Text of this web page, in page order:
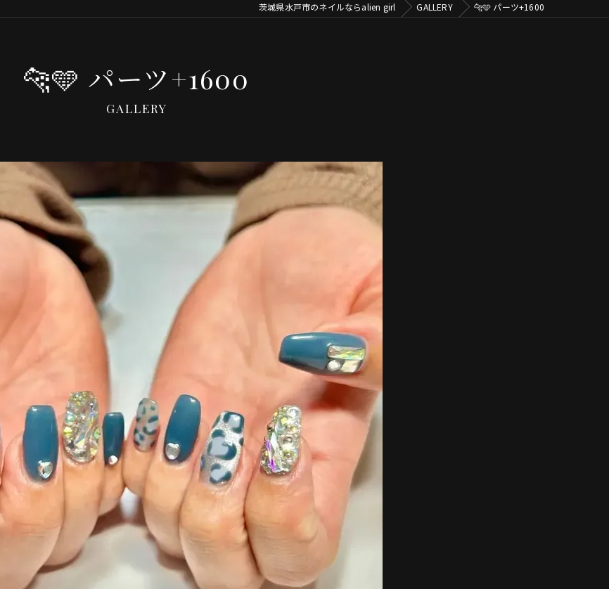
茨城県水戸市のネイルならalien girl GALLERY 🐆🩵 パーツ+1600
GALLERY
🐆🩵 パーツ+1600